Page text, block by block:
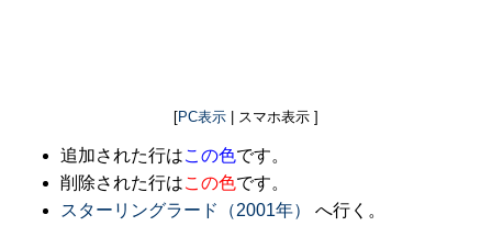
[PC表示 | スマホ表示 ]
追加された行はこの色です。
削除された行はこの色です。
スターリングラード（2001年）
へ行く。